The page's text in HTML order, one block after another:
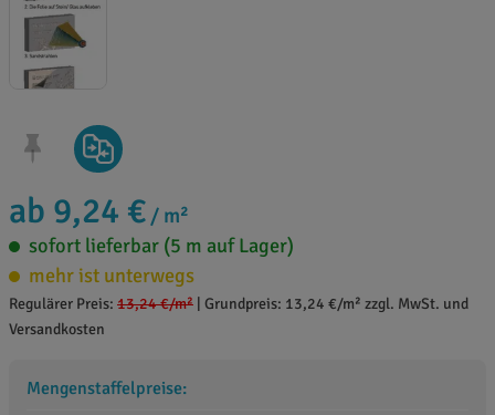
ab 9,24 € / m²
sofort lieferbar (5 m auf Lager)
mehr ist unterwegs
Regulärer Preis: 13,24 €/m² Grundpreis: 13,24 €/m² zzgl. MwSt. und
Versandkosten
Mengenstaffelpreise: